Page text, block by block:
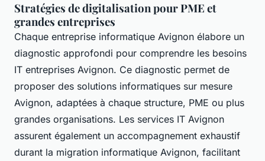
Stratégies de digitalisation pour PME et
grandes entreprises
Chaque entreprise informatique Avignon élabore un
diagnostic approfondi pour comprendre les besoins
IT entreprises Avignon. Ce diagnostic permet de
proposer des solutions informatiques sur mesure
Avignon, adaptées à chaque structure, PME ou plus
grandes organisations. Les services IT Avignon
assurent également un accompagnement exhaustif
durant la migration informatique Avignon, facilitant